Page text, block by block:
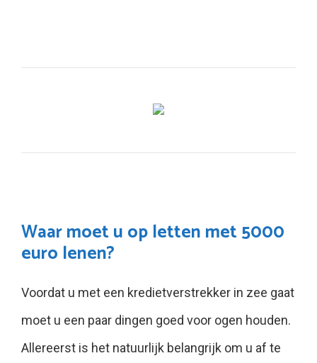
Waar moet u op letten met 5000
euro lenen?
Voordat u met een kredietverstrekker in zee gaat
moet u een paar dingen goed voor ogen houden.
Allereerst is het natuurlijk belangrijk om u af te